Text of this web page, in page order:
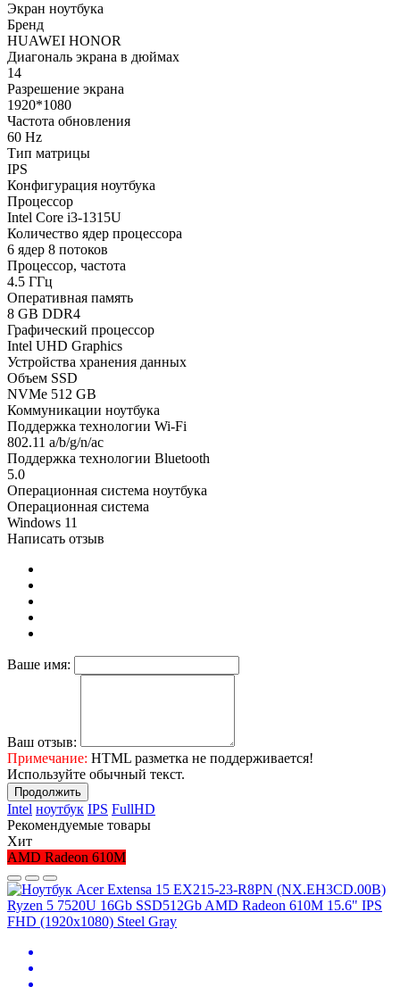
Экран ноутбука
Бренд
HUAWEI HONOR
Диагональ экрана в дюймах
14
Разрешение экрана
1920*1080
Частота обновления
60 Hz
Тип матрицы
IPS
Конфигурация ноутбука
Процессор
Intel Core i3-1315U
Количество ядер процессора
6 ядер 8 потоков
Процессор, частота
4.5 ГГц
Оперативная память
8 GB DDR4
Графический процессор
Intel UHD Graphics
Устройства хранения данных
Объем SSD
NVMe 512 GB
Коммуникации ноутбука
Поддержка технологии Wi-Fi
802.11 a/b/g/n/ac
Поддержка технологии Bluetooth
5.0
Операционная система ноутбука
Операционная система
Windows 11
Написать отзыв
Ваше имя:
Ваш отзыв:
Примечание: HTML разметка не поддерживается!
Используйте обычный текст.
Продолжить
Intel ноутбук IPS FullHD
Рекомендуемые товары
Хит
AMD Radeon 610M